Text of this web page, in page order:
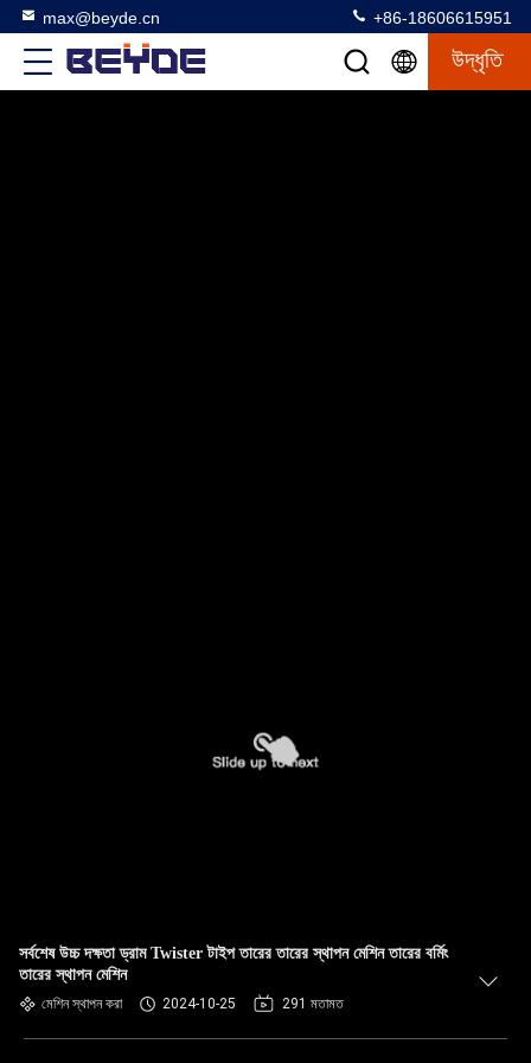
max@beyde.cn +86-18606615951
উদ্ধৃতি
সর্বশেষ উচ্চ দক্ষতা ড্রাম Twister টাইপ তারের তারের স্থাপন মেশিন তারের বর্মিং
তারের স্থাপন মেশিন
মেশিন স্থাপন করা 2024-10-25 291 মতামত